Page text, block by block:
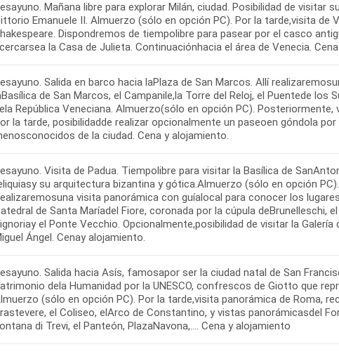
Mañana libre para explorar Milán, ciudad. Posibilidad de visitar
Emanuele II. Almuerzo (sólo en opción PC). Por la tarde,visita de
Dispondremos de tiempolibre para pasear por el casco
la Casa de Julieta. Continuaciónhacia el área de Venecia.
Salida en barco hacia laPlaza de San Marcos. Allí
de San Marcos, el Campanile,la Torre del Reloj, el Puentede
República Veneciana. Almuerzo(sólo en opción PC).
la tarde, posibilidadde realizar opcionalmente un paseoen góndola
de la ciudad. Cena y alojamiento.
Visita de Padua. Tiempolibre para visitar la Basílica de
su arquitectura bizantina y gótica.Almuerzo (sólo en opción
visita panorámica con guíalocal para conocer los
de Santa Maríadel Fiore, coronada por la cúpula deBrunelleschi,
el Ponte Vecchio. Opcionalmente,posibilidad de visitar la
Ángel. Cenay alojamiento.
Salida hacia Asís, famosapor ser la ciudad natal de San
dela Humanidad por la UNESCO, confrescos de Giotto que
(sólo en opción PC). Por la tarde,visita panorámica de Roma,
el Coliseo, elArco de Constantino, y vistas panorámicasdel
di Trevi, el Panteón, PlazaNavona,…. Cena y alojamiento